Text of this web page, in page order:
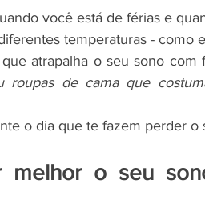
você está de férias e
temperaturas - como
atrapalha o seu sono com
roupas de cama que
o dia que te fazem perder
melhor o seu